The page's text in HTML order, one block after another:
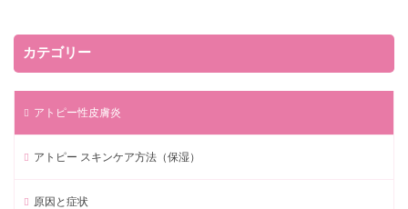
カテゴリー
アトピー性皮膚炎
アトピー スキンケア方法（保湿）
原因と症状